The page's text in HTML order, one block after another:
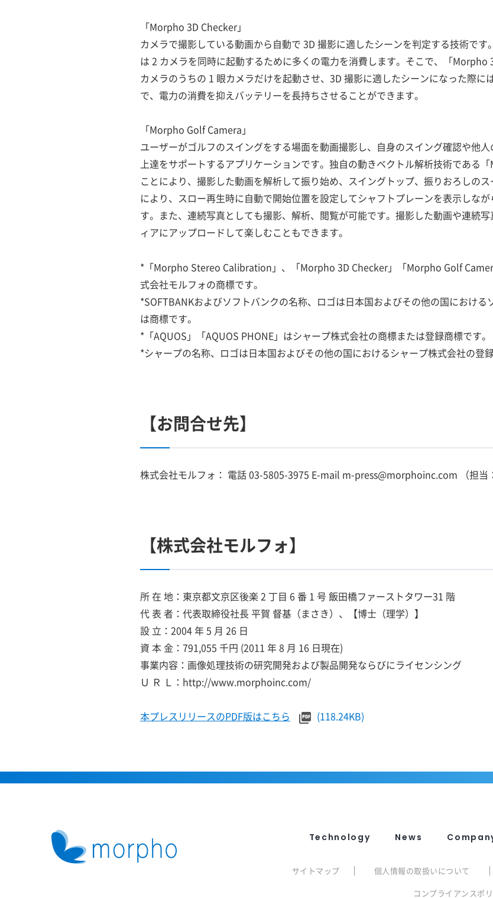
「Morpho 3D Checker」
カメラで撮影している動画から自動で 3D 撮影に適したシーンを判定する技術で
は 2 カメラを同時に起動するために多くの電力を消費します。そこで、「
カメラのうちの 1 眼カメラだけを起動させ、3D 撮影に適したシーンになった際に
で、電力の消費を抑えバッテリーを長持ちさせることができます。
「Morpho Golf Camera」
ユーザーがゴルフのスイングをする場面を動画撮影し、自身のスイング確認や他
上達をサポートするアプリケーションです。独自の動きベクトル解析技術である
ことにより、撮影した動画を解析して振り始め、スイングトップ、振りおろしの
により、スロー再生時に自動で開始位置を設定してシャフトプレーンを表示しな
す。また、連続写真としても撮影、解析、閲覧が可能です。撮影した動画や連続
ィアにアップロードして楽しむこともできます。
*「Morpho Stereo Calibration」、「Morpho 3D Checker」「Morpho Golf
式会社モルフォの商標です。
*SOFTBANKおよびソフトバンクの名称、ロゴは日本国およびその他の国におけ
は商標です。
*「AQUOS」「AQUOS PHONE」はシャープ株式会社の商標または登録商標です。
*シャープの名称、ロゴは日本国およびその他の国におけるシャープ株式会社の登
【お問合せ先】
株式会社モルフォ： 電話 03-5805-3975 E-mail m-press@morphoinc.com （担当
【株式会社モルフォ】
所 在 地：東京都文京区後楽 2 丁目 6 番 1 号 飯田橋ファーストタワー31 階
代 表 者：代表取締役社長 平賀 督基（まさき）、【博士（理学）】
設 立：2004 年 5 月 26 日
資 本 金：791,055 千円 (2011 年 8 月 16 日現在)
事業内容：画像処理技術の研究開発および製品開発ならびにライセンシング
Ｕ Ｒ Ｌ：http://www.morphoinc.com/
本プレスリリースのPDF版はこちら (118.24KB)
Technology News
サイトマップ 個人情報の取扱いについて
コンプライアンスポ